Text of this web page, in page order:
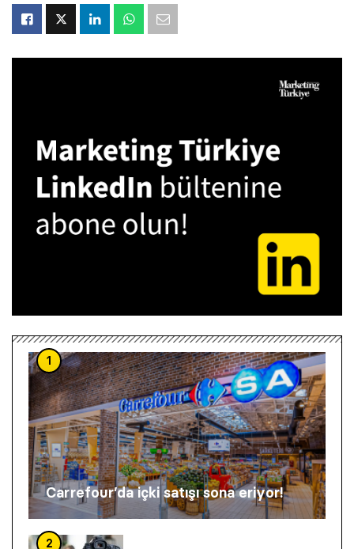
1
Carrefour’da içki satışı sona eriyor!
2